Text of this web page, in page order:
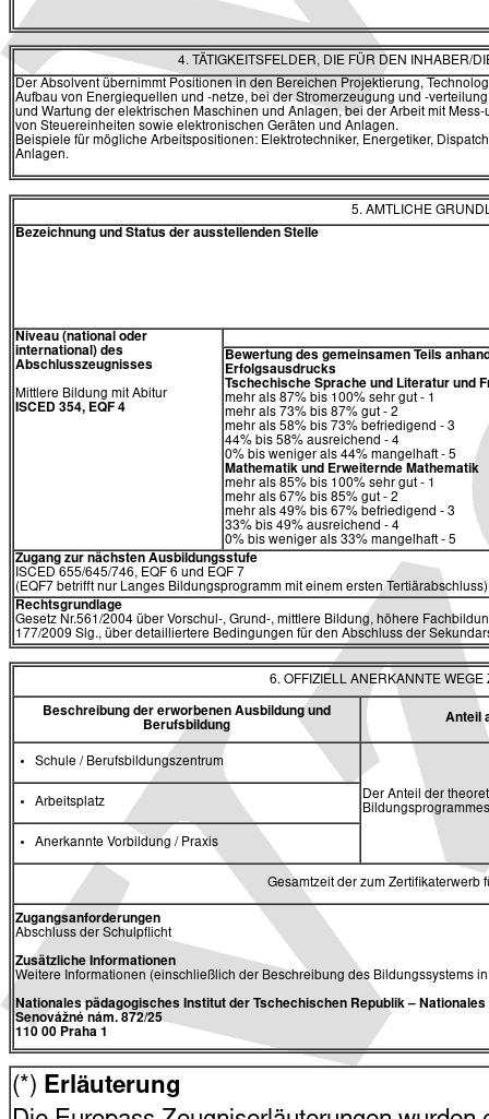
4. TÄTIGKEITSFELDER, DIE FÜR DEN INHABER/
Der Absolvent übernimmt Positionen in den Bereichen Projektierung,
Aufbau von Energiequellen und -netze, bei der Stromerzeugung und -
und Wartung der elektrischen Maschinen und Anlagen, bei der Arbeit mit
von Steuereinheiten sowie elektronischen Geräten und Anlagen.
Beispiele für mögliche Arbeitspositionen: Elektrotechniker, Energetiker,
Anlagen.
5. AMTLICHE
Bezeichnung und Status der ausstellenden Stelle
Niveau (national oder
international) des
Abschlusszeugnisses
Mittlere Bildung mit Abitur
ISCED 354, EQF 4
Bewertung des gemeinsamen Teils
Erfolgsausdrucks
Tschechische Sprache und Literatur und
mehr als 87% bis 100% sehr gut - 1
mehr als 73% bis 87% gut - 2
mehr als 58% bis 73% befriedigend - 3
44% bis 58% ausreichend - 4
0% bis weniger als 44% mangelhaft - 5
Mathematik und Erweiternde Mathematik
mehr als 85% bis 100% sehr gut - 1
mehr als 67% bis 85% gut - 2
mehr als 49% bis 67% befriedigend - 3
33% bis 49% ausreichend - 4
0% bis weniger als 33% mangelhaft - 5
Zugang zur nächsten Ausbildungsstufe
ISCED 655/645/746, EQF 6 und EQF 7
(EQF7 betrifft nur Langes Bildungsprogramm mit einem ersten Tertiärabschluss)
Rechtsgrundlage
Gesetz Nr.561/2004 über Vorschul-, Grund-, mittlere Bildung, höhere
177/2009 Slg., über detailliertere Bedingungen für den Abschluss der
6. OFFIZIELL ANERKANNTE
Beschreibung der erworbenen Ausbildung und
Berufsbildung
Anteil
Schule / Berufsbildungszentrum
Der Anteil der
Arbeitsplatz
Anerkannte Vorbildung / Praxis
Gesamtzeit der zum
Zugangsanforderungen
Abschluss der Schulpflicht
Zusätzliche Informationen
Weitere Informationen (einschließlich der Beschreibung des Bildungssystems
Nationales pädagogisches Institut der Tschechischen Republik–
Senovážné nám. 872/25
110 00 Praha 1
(*) Erläuterung